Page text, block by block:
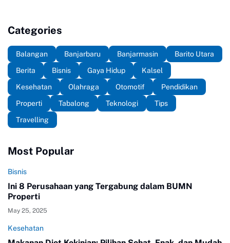
Categories
Balangan Banjarbaru Banjarmasin
Barito Utara
Berita
Bisnis Gaya Hidup
Kalsel
Kesehatan
Olahraga Otomotif
Pendidikan
Properti
Tabalong Teknologi
Tips
Travelling
Most Popular
Bisnis
Ini 8 Perusahaan yang Tergabung dalam BUMN
Properti
May 25, 2025
Kesehatan